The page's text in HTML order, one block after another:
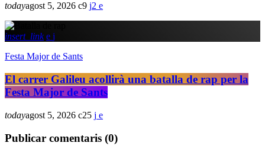
todayagost 5, 2026 9 2
insert_link
Festa Major de Sants
El carrer Galileu acollirà una batalla de rap per la
Festa Major de Sants
todayagost 5, 2026 25
Publicar comentaris (0)